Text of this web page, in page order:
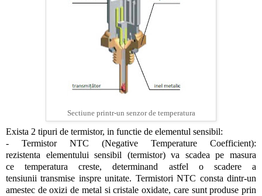
Sectiune printr-un senzor de temperatura
Exista 2 tipuri de termistor, in functie de elementul sensibil:
- Termistor NTC (Negative Temperature Coefficient):
rezistenta elementului sensibil (termistor) va scadea pe masura
ce temperatura creste, determinand astfel o scadere a
tensiunii transmise inspre unitate. Termistori NTC consta dintr-un
amestec de oxizi de metal si cristale oxidate, care sunt produse prin